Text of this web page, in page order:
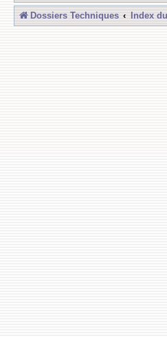
Dossiers Techniques Index